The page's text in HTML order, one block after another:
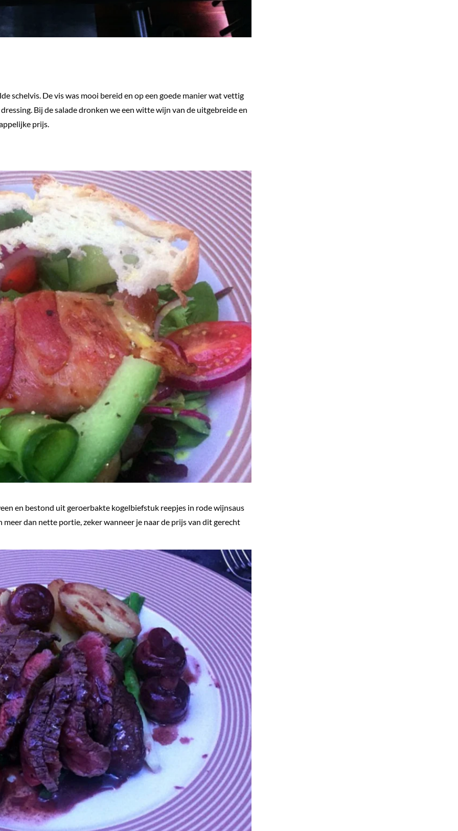
schelvis. De vis was mooi bereid en op een goede manier wat vettig
Bij de salade dronken we een witte wijn van de uitgebreide en
prijs.
en bestond uit geroerbakte kogelbiefstuk reepjes in rode wijnsaus
dan nette portie, zeker wanneer je naar de prijs van dit gerecht